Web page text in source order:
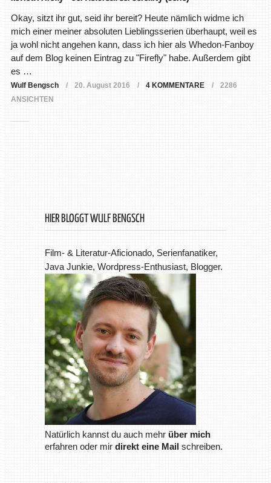
Okay, sitzt ihr gut, seid ihr bereit? Heute nämlich widme ich
mich einer meiner absoluten Lieblingsserien überhaupt, weil es
ja wohl nicht angehen kann, dass ich hier als Whedon-Fanboy
auf dem Blog keinen Eintrag zu "Firefly" habe. Außerdem gibt
es …
Wulf Bengsch 20. August 2016 4 KOMMENTARE
2286
ANSICHTEN
HIER BLOGGT WULF BENGSCH
Film- & Literatur-Aficionado, Serienfanatiker,
Java Junkie, Wordpress-Enthusiast, Blogger.
Natürlich kannst du auch mehr über mich
erfahren oder mir direkt eine Mailschreiben.